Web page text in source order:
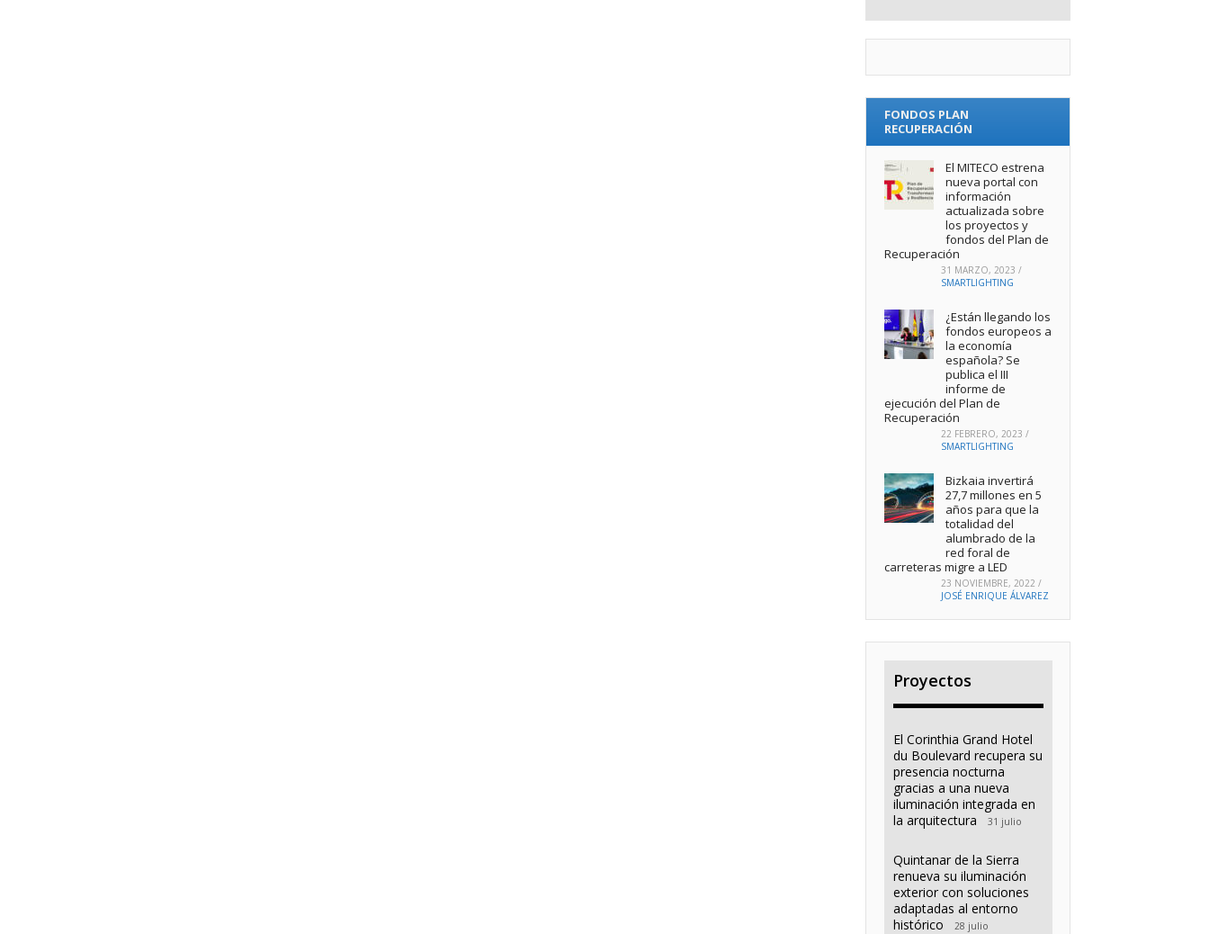
FONDOS PLAN
RECUPERACIÓN
El MITECO estrena
nueva portal con
información
actualizada sobre
los proyectos y
fondos del Plan de
Recuperación
31 MARZO, 2023 /
SMARTLIGHTING
¿Están llegando los
fondos europeos a
la economía
española? Se
publica el III
informe de
ejecución del Plan de
Recuperación
22 FEBRERO, 2023 /
SMARTLIGHTING
Bizkaia invertirá
27,7 millones en 5
años para que la
totalidad del
alumbrado de la
red foral de
carreteras migre a LED
23 NOVIEMBRE, 2022 /
JOSÉ ENRIQUE ÁLVAREZ
Proyectos
El Corinthia Grand Hotel
du Boulevard recupera su
presencia nocturna
gracias a una nueva
iluminación integrada en
la arquitectura
31 julio
Quintanar de la Sierra
renueva su iluminación
exterior con soluciones
adaptadas al entorno
histórico
28 julio